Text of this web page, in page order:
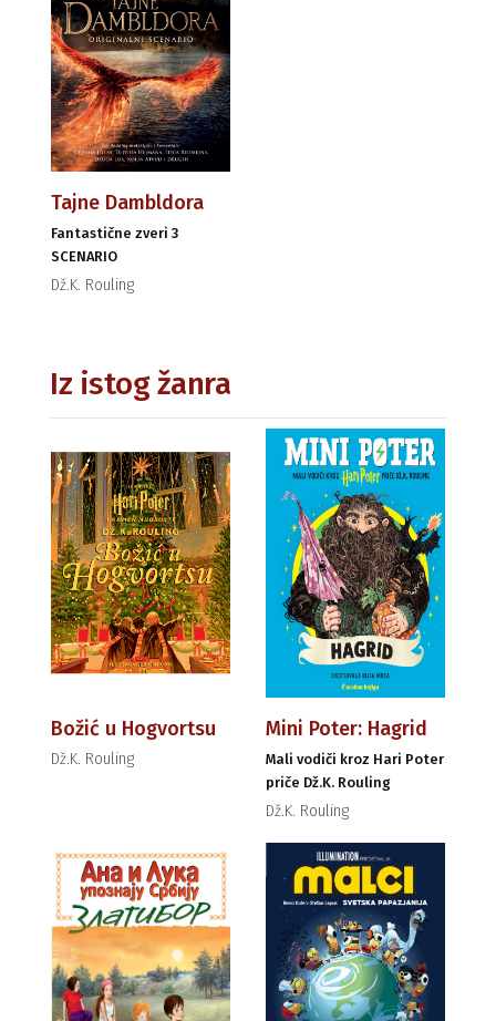
Tajne Dambldora
Fantastične zveri 3
SCENARIO
Dž.K. Rouling
Iz istog žanra
Božić u Hogvortsu
Dž.K. Rouling
Mini Poter: Hagrid
Mali vodiči kroz Hari Poter
priče Dž.K. Rouling
Dž.K. Rouling